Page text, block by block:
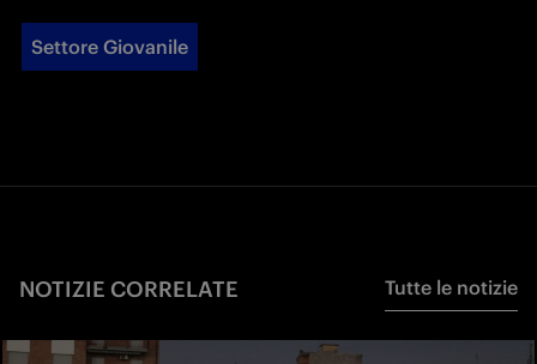
Settore Giovanile
NOTIZIE CORRELATE Tutte le notizie